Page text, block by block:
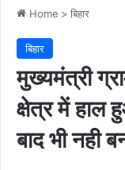
Home > बिहार
बिहार
मुख्यमंत्री
क्षेत्र में हाल
बाद भी नही